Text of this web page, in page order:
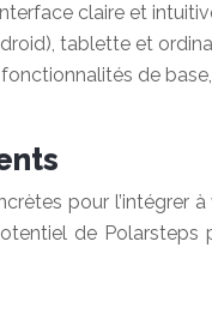
claire et
tablette et
de
pour l’intégrer
de